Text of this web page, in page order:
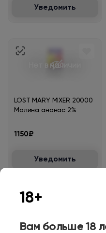
Уведомить
Нет в наличии
LOST MARY MIXER 20000
Малина ананас 2%
1150₽
Уведомить
18+
Вам больше 18